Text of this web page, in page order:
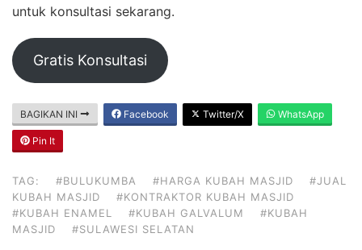
untuk konsultasi sekarang.
Gratis Konsultasi
BAGIKAN INI Facebook Twitter/X WhatsApp
Pin It
TAG: #BULUKUMBA #HARGA KUBAH MASJID
#JUAL
KUBAH MASJID
#KONTRAKTOR KUBAH MASJID
#KUBAH ENAMEL
#KUBAH GALVALUM
#KUBAH
MASJID
#SULAWESI SELATAN